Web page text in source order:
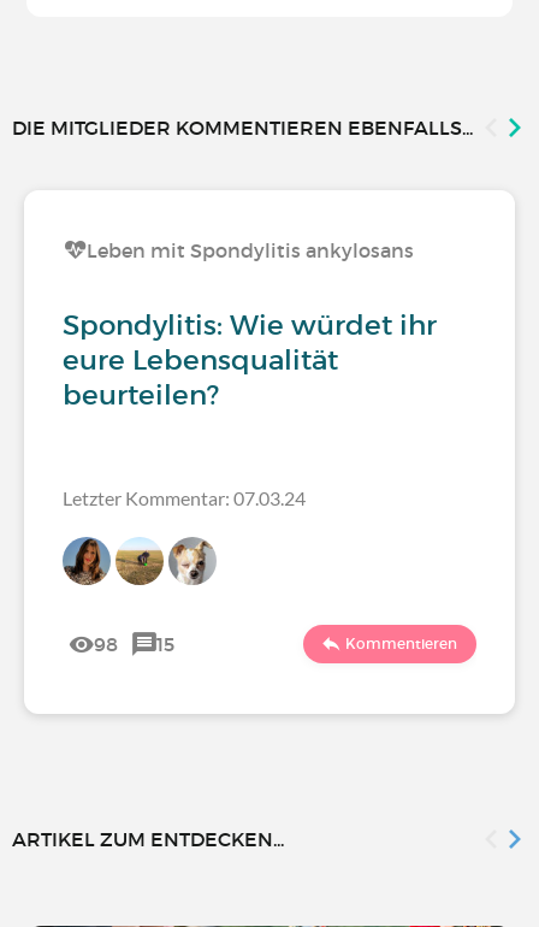
DIE MITGLIEDER KOMMENTIEREN EBENFALLS...
Leben mit Spondylitis ankylosans
Spondylitis: Wie würdet ihr
eure Lebensqualität
beurteilen?
Letzter Kommentar: 07.03.24
98 15 Kommentieren
ARTIKEL ZUM ENTDECKEN...